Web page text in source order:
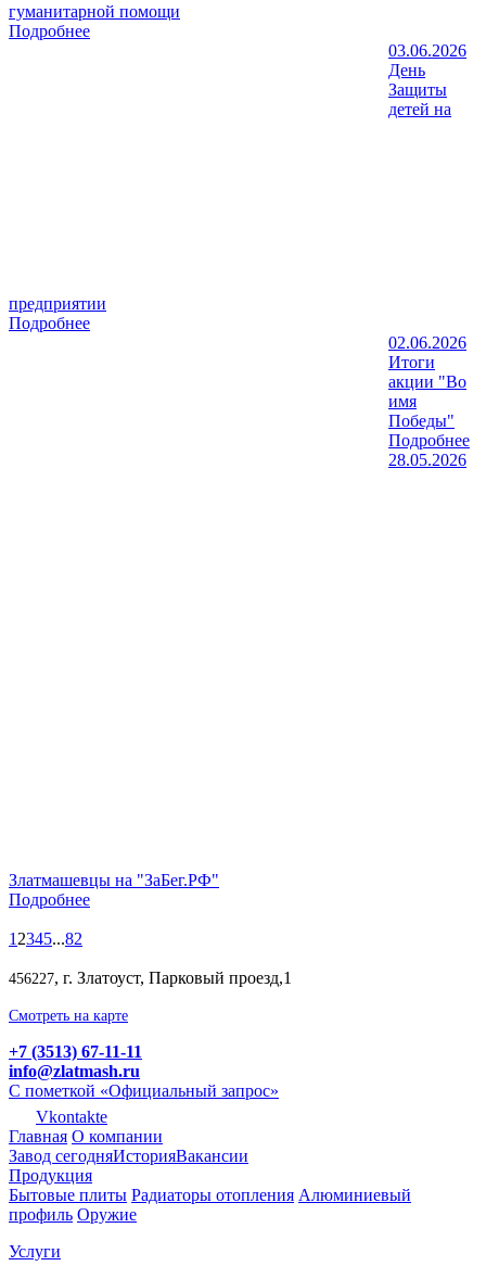
гуманитарной помощи
Подробнее
03.06.2026
День
Защиты
детей на
предприятии
Подробнее
02.06.2026
Итоги
акции "Во
имя
Победы"
Подробнее
28.05.2026
Златмашевцы на "ЗаБег.РФ"
Подробнее
1 2345...82
456227, г. Златоуст, Парковый проезд,1
Смотреть на карте
+7 (3513) 67-11-11
info@zlatmash.ru
С пометкой «Официальный запрос»
Vkontakte
Главная О компании
Завод сегодняИсторияВакансии
Продукция
Бытовые плиты Радиаторы отопления Алюминиевый
профиль Оружие
Услуги